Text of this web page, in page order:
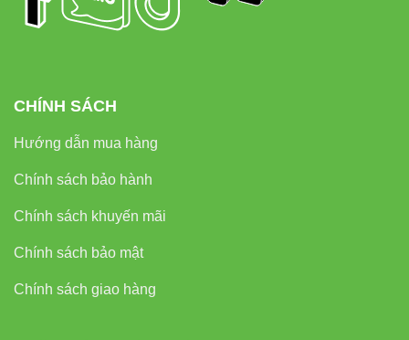
CHÍNH SÁCH
Hướng dẫn mua hàng
Chính sách bảo hành
Chính sách khuyến mãi
Chính sách bảo mật
Chính sách giao hàng